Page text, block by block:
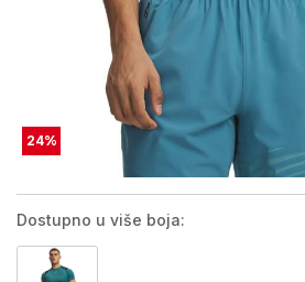
24%
Dostupno u više boja: